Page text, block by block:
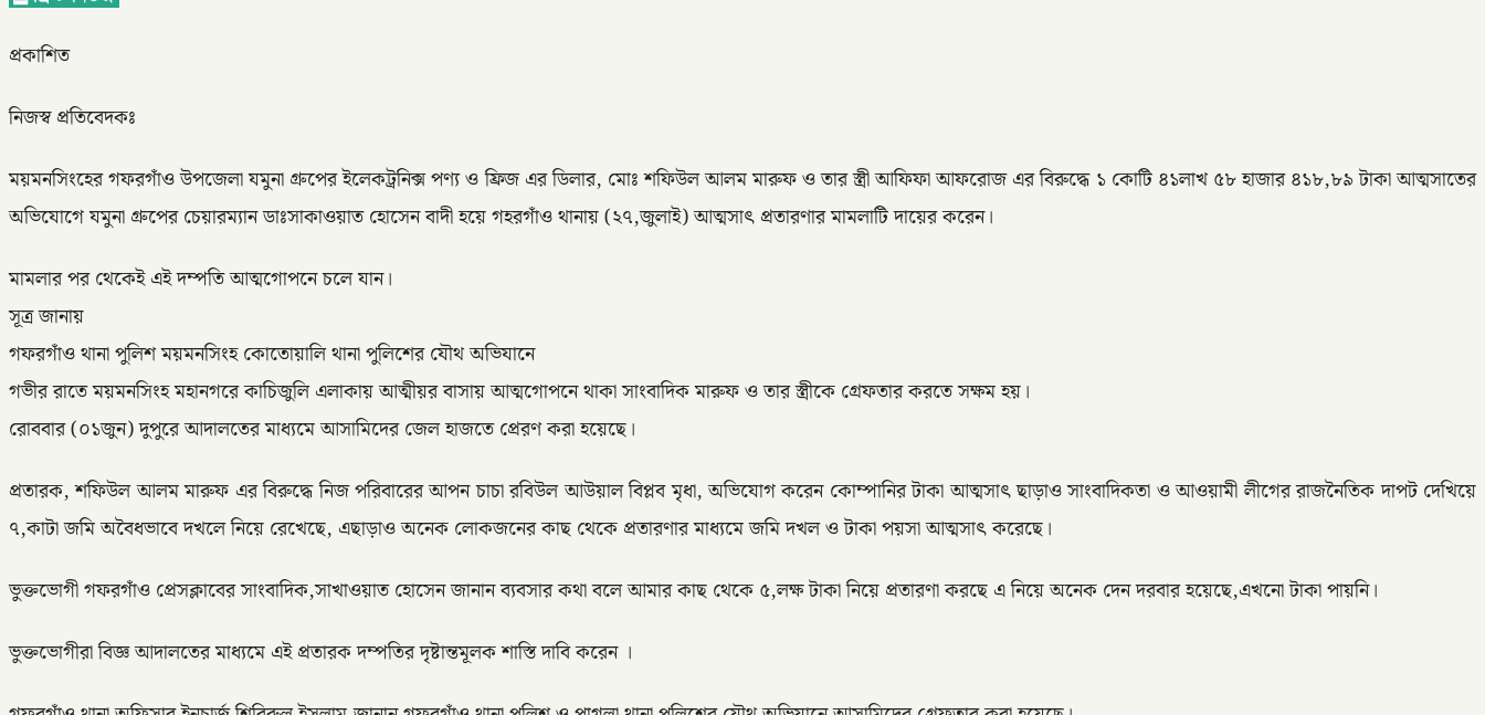
প্রকাশিত
নিজস্ব প্রতিবেদকঃ
ময়মনসিংহের গফরগাঁও উপজেলা যমুনা গ্রুপের ইলেকট্রনিক্স পণ্য ও ফ্রিজ এর ডিলার, মোঃ শফিউল আলম মারুফ ও তার স্ত্রী আফিফা আফরোজ এর বিরুদ্ধে ১ কোটি ৪১লাখ ৫৮ হাজার ৪১৮,৮৯ টাকা আত্মসাতের
অভিযোগে যমুনা গ্রুপের চেয়ারম্যান ডাঃসাকাওয়াত হোসেন বাদী হয়ে গহরগাঁও থানায় (২৭,জুলাই) আত্মসাৎ প্রতারণার মামলাটি দায়ের করেন।
মামলার পর থেকেই এই দম্পতি আত্মগোপনে চলে যান।
সূত্র জানায়
গফরগাঁও থানা পুলিশ ময়মনসিংহ কোতোয়ালি থানা পুলিশের যৌথ অভিযানে
গভীর রাতে ময়মনসিংহ মহানগরে কাচিজুলি এলাকায় আত্মীয়র বাসায় আত্মগোপনে থাকা সাংবাদিক মারুফ ও তার স্ত্রীকে গ্রেফতার করতে সক্ষম হয়।
রোববার (০১জুন) দুপুরে আদালতের মাধ্যমে আসামিদের জেল হাজতে প্রেরণ করা হয়েছে।
প্রতারক, শফিউল আলম মারুফ এর বিরুদ্ধে নিজ পরিবারের আপন চাচা রবিউল আউয়াল বিপ্লব মৃধা, অভিযোগ করেন কোম্পানির টাকা আত্মসাৎ ছাড়াও সাংবাদিকতা ও আওয়ামী লীগের রাজনৈতিক দাপট দেখিয়ে
৭,কাটা জমি অবৈধভাবে দখলে নিয়ে রেখেছে, এছাড়াও অনেক লোকজনের কাছ থেকে প্রতারণার মাধ্যমে জমি দখল ও টাকা পয়সা আত্মসাৎ করেছে।
ভুক্তভোগী গফরগাঁও প্রেসক্লাবের সাংবাদিক,সাখাওয়াত হোসেন জানান ব্যবসার কথা বলে আমার কাছ থেকে ৫,লক্ষ টাকা নিয়ে প্রতারণা করছে এ নিয়ে অনেক দেন দরবার হয়েছে,এখনো টাকা পায়নি।
ভুক্তভোগীরা বিজ্ঞ আদালতের মাধ্যমে এই প্রতারক দম্পতির দৃষ্টান্তমূলক শাস্তি দাবি করেন ।